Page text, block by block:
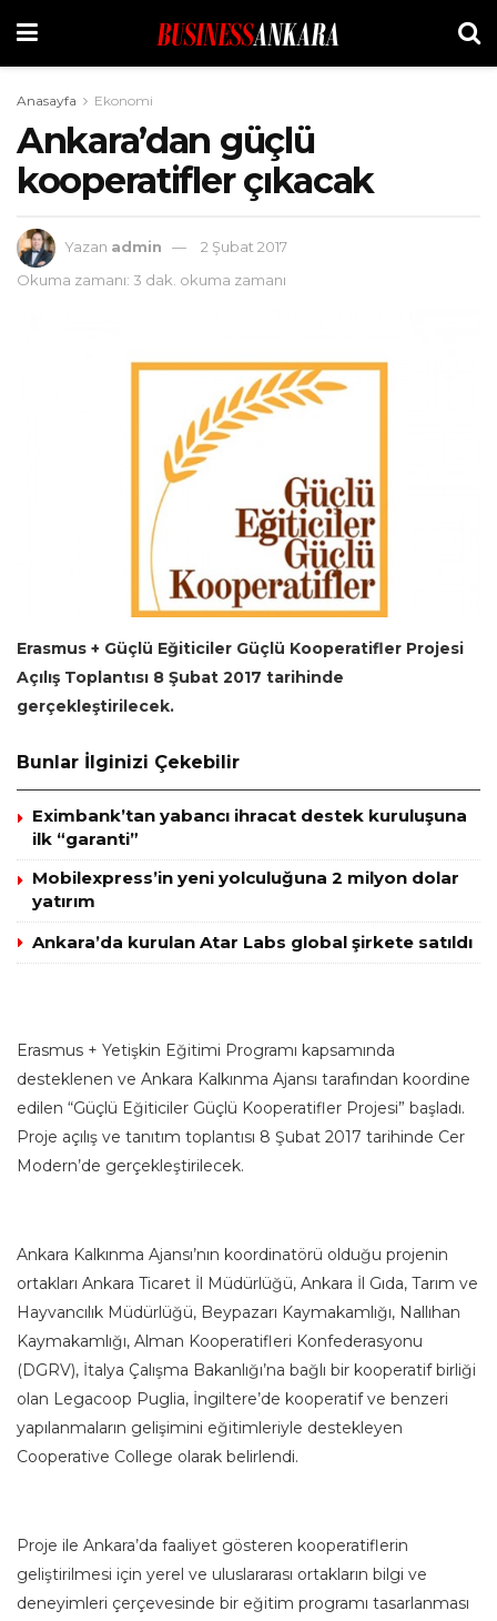
Anasayfa Ekonomi
Ankara’dan güçlü
kooperatifler çıkacak
Yazan admin
2 Şubat 2017
Okuma zamanı: 3 dak. okuma zamanı
Erasmus + Güçlü Eğiticiler Güçlü Kooperatifler Projesi
Açılış Toplantısı 8 Şubat 2017 tarihinde
gerçekleştirilecek.
Bunlar İlginizi Çekebilir
Eximbank’tan yabancı ihracat destek kuruluşuna
ilk “garanti”
Mobilexpress’in yeni yolculuğuna 2 milyon dolar
yatırım
Ankara’da kurulan Atar Labs global şirkete satıldı
Erasmus + Yetişkin Eğitimi Programı kapsamında
desteklenen ve Ankara Kalkınma Ajansı tarafından koordine
edilen “Güçlü Eğiticiler Güçlü Kooperatifler Projesi” başladı.
Proje açılış ve tanıtım toplantısı 8 Şubat 2017 tarihinde Cer
Modern’de gerçekleştirilecek.
Ankara Kalkınma Ajansı’nın koordinatörü olduğu projenin
ortakları Ankara Ticaret İl Müdürlüğü, Ankara İl Gıda, Tarım ve
Hayvancılık Müdürlüğü, Beypazarı Kaymakamlığı, Nallıhan
Kaymakamlığı, Alman Kooperatifleri Konfederasyonu
(DGRV), İtalya Çalışma Bakanlığı’na bağlı bir kooperatif birliği
olan Legacoop Puglia, İngiltere’de kooperatif ve benzeri
yapılanmaların gelişimini eğitimleriyle destekleyen
Cooperative College olarak belirlendi.
Proje ile Ankara’da faaliyet gösteren kooperatiflerin
geliştirilmesi için yerel ve uluslararası ortakların bilgi ve
deneyimleri çerçevesinde bir eğitim programı tasarlanması